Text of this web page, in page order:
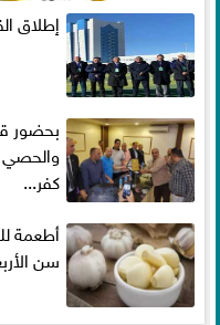
إطلاق
بحضور
والحصي
كفر...
أطعمة
سن